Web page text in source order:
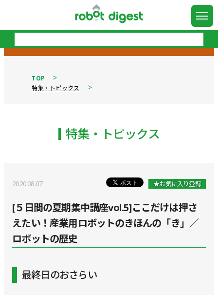
TOP
特集・トピックス
特集・トピックス
2020.08.07 ★お気に入り登録
[５日間の夏期集中講座vol.5]ここだけは押さ
えたい！産業用ロボットのきほんの「き」／
ロボットの歴史
最終日のおさらい